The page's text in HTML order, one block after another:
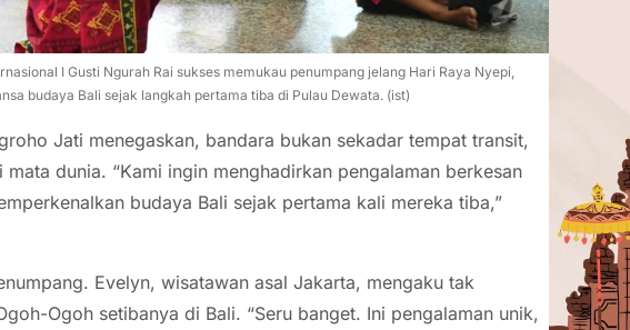
I Gusti Ngurah Rai sukses memukau penumpang jelang Hari Raya Nyepi,
budaya Bali sejak langkah pertama tiba di Pulau Dewata. (ist)
Jati menegaskan, bandara bukan sekadar tempat transit,
dunia. “Kami ingin menghadirkan pengalaman berkesan
budaya Bali sejak pertama kali mereka tiba,”
Evelyn, wisatawan asal Jakarta, mengaku tak
Ogoh setibanya di Bali. “Seru banget. Ini pengalaman unik,